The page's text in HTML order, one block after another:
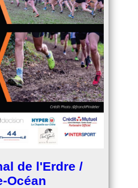
de l'Erdre /
Océan